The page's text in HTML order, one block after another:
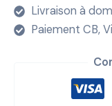
Livraison à
Paiement CB,